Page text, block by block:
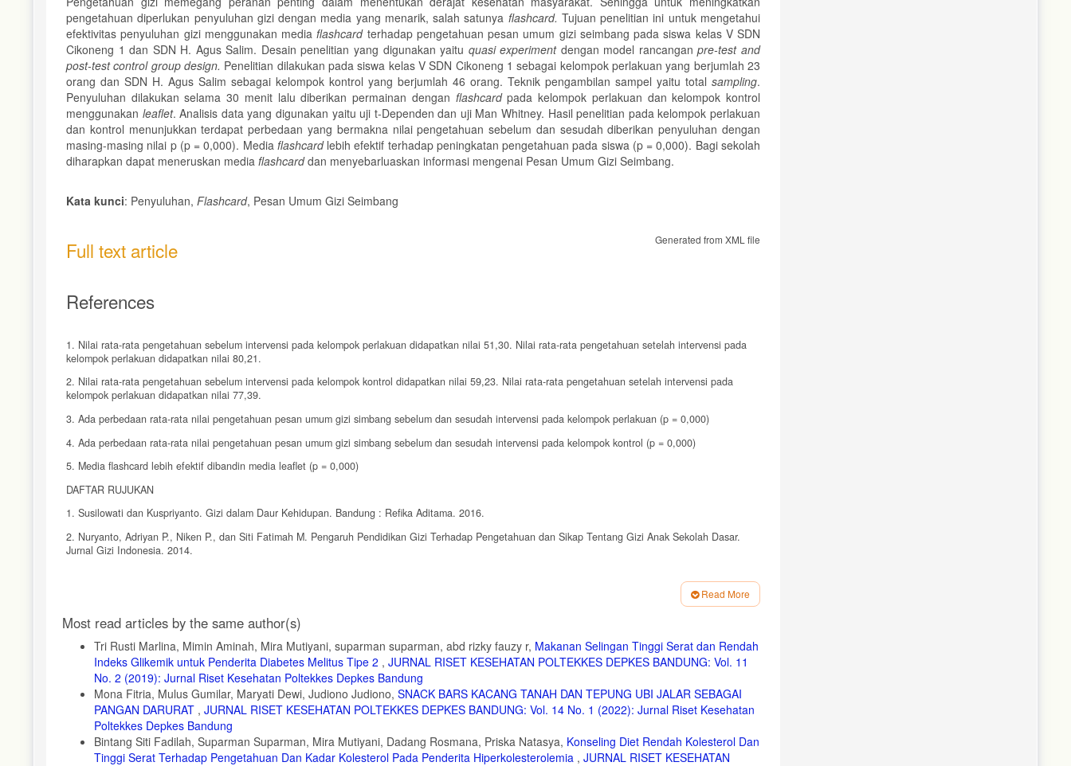
pengetahuan diperlukan penyuluhan gizi dengan media yang menarik, salah satunya flashcard. Tujuan penelitian ini untuk mengetahui
efektivitas penyuluhan gizi menggunakan mediaflashcard terhadap pengetahuan pesan umum gizi seimbang pada siswa kelas V SDN
Cikoneng 1 dan SDN H. Agus Salim. Desain penelitian yang digunakan yaitu quasi experiment dengan model rancangan pre-test and
post-test control group design. Penelitian dilakukan pada siswa kelas V SDN Cikoneng 1 sebagai kelompok perlakuan yang berjumlah 23
orang dan SDN H. Agus Salim sebagai kelompok kontrol yang berjumlah 46 orang. Teknik pengambilan sampel yaitu total sampling.
Penyuluhan dilakukan selama 30 menit lalu diberikan permainan dengan flashcardpada kelompok perlakuan dan kelompok kontrol
menggunakan leaflet. Analisis data yang digunakan yaitu uji t-Dependen dan uji Man Whitney. Hasil penelitian pada kelompok perlakuan
dan kontrol menunjukkan terdapat perbedaan yang bermakna nilai pengetahuan sebelum dan sesudah diberikan penyuluhan dengan
masing-masing nilai p (p = 0,000). Media flashcard lebih efektif terhadap peningkatan pengetahuan pada siswa (p = 0,000). Bagi sekolah
diharapkan dapat meneruskan media flashcarddan menyebarluaskan informasi mengenai Pesan Umum Gizi Seimbang.
Kata kunci: Penyuluhan, Flashcard, Pesan Umum Gizi Seimbang
Full text article Generated from XML file
References
1. Nilai rata-rata pengetahuan sebelum intervensi pada kelompok perlakuan didapatkan nilai 51,30. Nilai rata-rata pengetahuan setelah intervensi pada
kelompok perlakuan didapatkan nilai 80,21.
2. Nilai rata-rata pengetahuan sebelum intervensi pada kelompok kontrol didapatkan nilai 59,23. Nilai rata-rata pengetahuan setelah intervensi pada
kelompok perlakuan didapatkan nilai 77,39.
3. Ada perbedaan rata-rata nilai pengetahuan pesan umum gizi simbang sebelum dan sesudah intervensi pada kelompok perlakuan (p = 0,000)
4. Ada perbedaan rata-rata nilai pengetahuan pesan umum gizi simbang sebelum dan sesudah intervensi pada kelompok kontrol (p = 0,000)
5. Media flashcard lebih efektif dibandin media leaflet (p = 0,000)
DAFTAR RUJUKAN
1. Susilowati dan Kuspriyanto. Gizi dalam Daur Kehidupan. Bandung : Refika Aditama. 2016.
2. Nuryanto, Adriyan P., Niken P., dan Siti Fatimah M. Pengaruh Pendidikan Gizi Terhadap Pengetahuan dan Sikap Tentang Gizi Anak Sekolah Dasar.
Jurnal Gizi Indonesia. 2014.
4. Wirawan, Nia Novita, Widya R., Nurul M., Intan Yusuf., Catur S., Ratna C., Fajar A., dan Agustiana D. Metode Perencanaan Intervensi Gizi di
5. Furkon, L. Ilmu Kesehatan Dan Gizi. Tanggerang Selatan : Universitas Terbuka. 2012.
6. Notoatmodjo, Soekidjo. Metodologi Penelitian Kesehatan. Jakarta : Rineka Cipta. 2012.
7. Hidayat, Hadi dan Madanijah Siti. Pengaruh Pendidikan Gizi Melalui Diskusi dan Permainan Edukatif Kubus Bergambar terhadap Pengetahuan Gizi
Seimbang Siswa Sekolah Dasar. Skripsi. Bogor : Institut Pertanian Bogor. 2013.
8. Nursallam, Ferry Effendi. Pendidikan Dalam Keperawatan. Jakarta : Salemba Medika. 2008.
9. Wulan, Mega Ayu Pintari. Perubahan Pengetahuan Tentang Gizi Seimbang Sesudah diberi Penyuluhan dengan Metode Ceramah Melalui Media Leaflet
pada Anak SD Di Sd N 1 Klego. Jurnal. Surakarta : Universitas Muhammadiyah Surakarta. 2012.
Read More
Article
Details
Most read articles by the same author(s)
Tri Rusti Marlina, Mimin Aminah, Mira Mutiyani, suparman suparman, abd rizky fauzy r, Makanan Selingan Tinggi Serat dan Rendah
Indeks Glikemik untuk Penderita Diabetes Melitus Tipe 2 , JURNAL RISET KESEHATAN POLTEKKES DEPKES BANDUNG: Vol. 11
No. 2 (2019): Jurnal Riset Kesehatan Poltekkes Depkes Bandung
Mona Fitria, Mulus Gumilar, Maryati Dewi, Judiono Judiono, SNACK BARS KACANG TANAH DAN TEPUNG UBI JALAR SEBAGAI
PANGAN DARURAT , JURNAL RISET KESEHATAN POLTEKKES DEPKES BANDUNG: Vol. 14 No. 1 (2022): Jurnal Riset Kesehatan
Poltekkes Depkes Bandung
Bintang Siti Fadilah, Suparman Suparman, Mira Mutiyani, Dadang Rosmana, Priska Natasya, Konseling Diet Rendah Kolesterol Dan
Tinggi Serat Terhadap Pengetahuan Dan Kadar Kolesterol Pada Penderita Hiperkolesterolemia , JURNAL RISET KESEHATAN